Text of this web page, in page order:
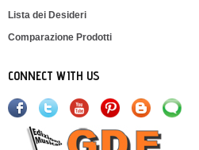
Lista dei Desideri
Comparazione Prodotti
CONNECT WITH US